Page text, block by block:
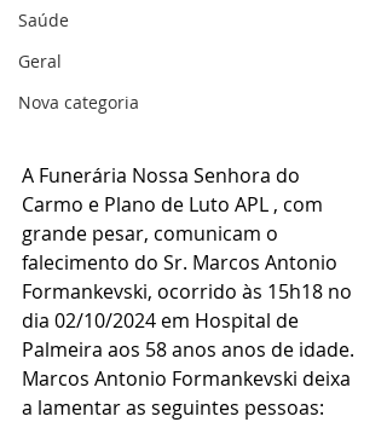
Saúde
Geral
Nova categoria
A Funerária Nossa Senhora do
Carmo e Plano de Luto APL , com
grande pesar, comunicam o
falecimento do Sr. Marcos Antonio
Formankevski, ocorrido às 15h18 no
dia 02/10/2024 em Hospital de
Palmeira aos 58 anos anos de idade.
Marcos Antonio Formankevski deixa
a lamentar as seguintes pessoas: